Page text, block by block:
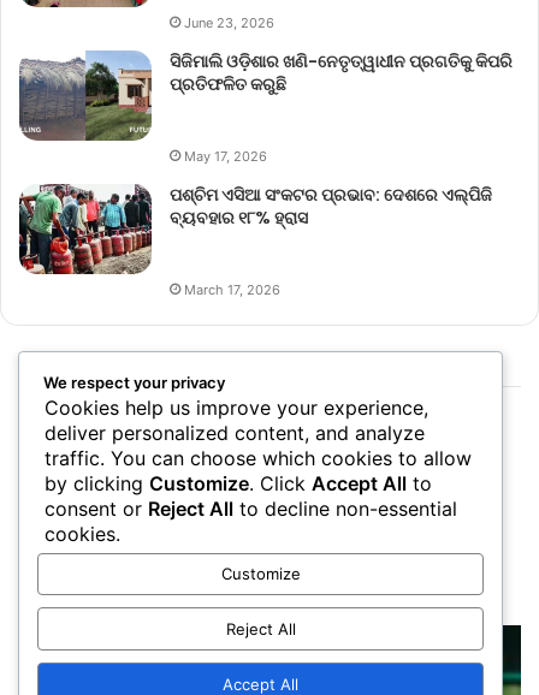
June 23, 2026
ସିଜିମାଲି ଓଡ଼ିଶାର ଖଣି-ନେତୃତ୍ୱାଧୀନ ପ୍ରଗତିକୁ କିପରି
ପ୍ରତିଫଳିତ କରୁଛି
May 17, 2026
ପଶ୍ଚିମ ଏସିଆ ସଂକଟର ପ୍ରଭାବ: ଦେଶରେ ଏଲ୍‌ପିଜି
ବ୍ୟବହାର ୧୮% ହ୍ରାସ
March 17, 2026
We respect your privacy
Cookies help us improve your experience,
deliver personalized content, and analyze
traffic. You can choose which cookies to allow
by clicking Customize. Click Accept All to
consent or Reject All to decline non-essential
cookies.
Customize
Reject All
Accept All